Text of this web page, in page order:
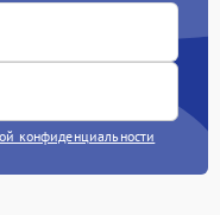
конфиденциальности